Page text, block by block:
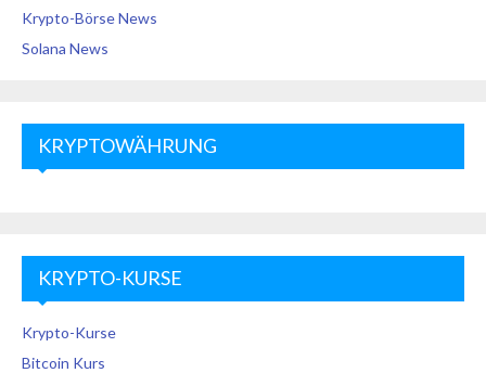
Krypto-Börse News
Solana News
KRYPTOWÄHRUNG
KRYPTO-KURSE
Krypto-Kurse
Bitcoin Kurs